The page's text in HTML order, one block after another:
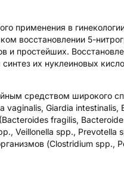
применения в
восстановлении 5-
и простейших.
их нуклеиновых
средством широкого
vaginalis, Giardia intestinalis,
fragilis,
Veillonella spp., Prevotella
(Clostridium spp.,